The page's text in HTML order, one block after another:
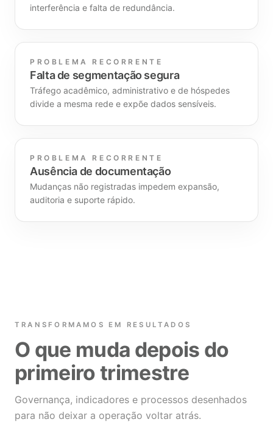
interferência e falta de redundância.
PROBLEMA RECORRENTE
Falta de segmentação segura
Tráfego acadêmico, administrativo e de hóspedes
divide a mesma rede e expõe dados sensíveis.
PROBLEMA RECORRENTE
Ausência de documentação
Mudanças não registradas impedem expansão,
auditoria e suporte rápido.
TRANSFORMAMOS EM RESULTADOS
O que muda depois do
primeiro trimestre
Governança, indicadores e processos desenhados
para não deixar a operação voltar atrás.